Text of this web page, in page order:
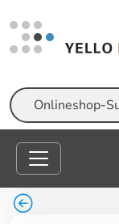
Suche